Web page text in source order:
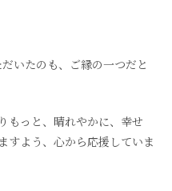
いたのも、ご縁の一つだと
もっと、晴れやかに、幸せ
すよう、心から応援していま